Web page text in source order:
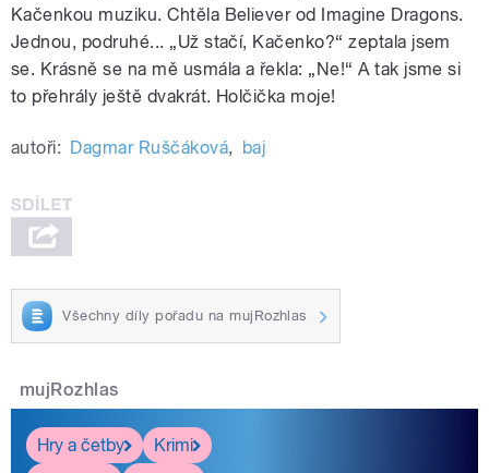
Kačenkou muziku. Chtěla Believer od Imagine Dragons.
Jednou, podruhé... „Už stačí, Kačenko?“ zeptala jsem
se. Krásně se na mě usmála a řekla: „Ne!“ A tak jsme si
to přehrály ještě dvakrát. Holčička moje!
autoři: Dagmar Ruščáková, baj
Všechny díly pořadu na mujRozhlas
mujRozhlas
Hry a četby
Krimi